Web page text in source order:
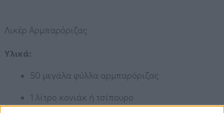
Λικέρ Αρμπαρόριζας
Υλικά:
50 μεγάλα φύλλα αρμπαρόριζας
1 λίτρο κονιάκ ή τσίπουρο